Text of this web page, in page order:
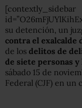
[contextly_sidebar
su detención, un
contra el exalcalde
de los delitos de
de siete personas
sábado 15 de
Federal (CJF) en un